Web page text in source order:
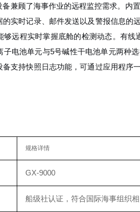
兼顾了海事作业的远程监控需求。内
实时记录、邮件发送以及警报信息的
远程实时掌握底舱的检测动态。有线
电池单元与5号碱性干电池单元两种
支持快照日志功能，可通过应用程序
规格详情
GX-9000
船级社认证，符合国际海事组织